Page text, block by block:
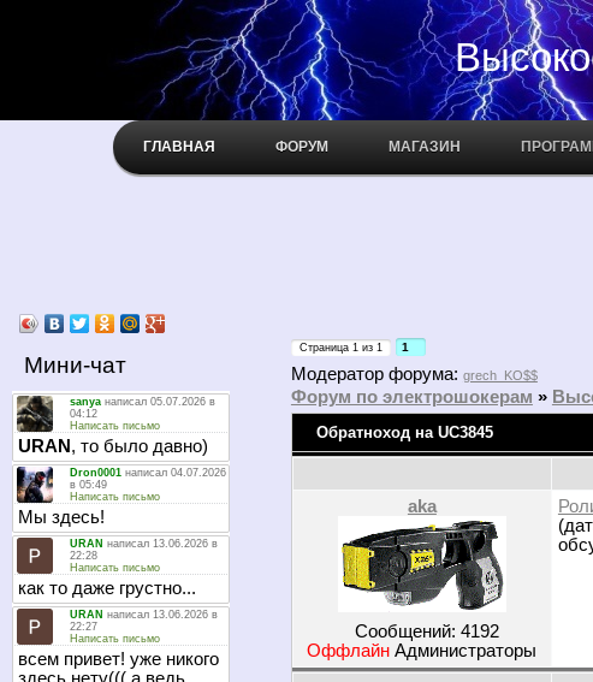
Высокое
ГЛАВНАЯ ФОРУМ МАГАЗИН
Мини-чат
Страница 1из 1 1
Модератор форума: grech_KO$$
Форум по электрошокерам »
Обратноход на UC3845
aka
Сообщений: 4192
Оффлайн Администраторы